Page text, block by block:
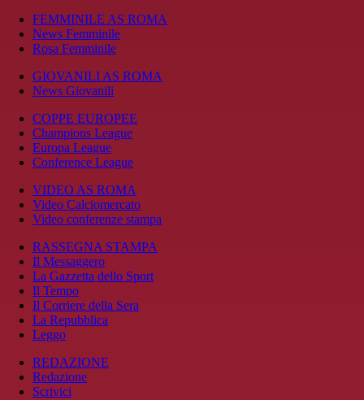
FEMMINILE AS ROMA
News Femminile
Rosa Femminile
GIOVANILI AS ROMA
News Giovanili
COPPE EUROPEE
Champions League
Europa League
Conference League
VIDEO AS ROMA
Video Calciomercato
Video conferenze stampa
RASSEGNA STAMPA
Il Messaggero
La Gazzetta dello Sport
Il Tempo
Il Corriere della Sera
La Repubblica
Leggo
REDAZIONE
Redazione
Scrivici